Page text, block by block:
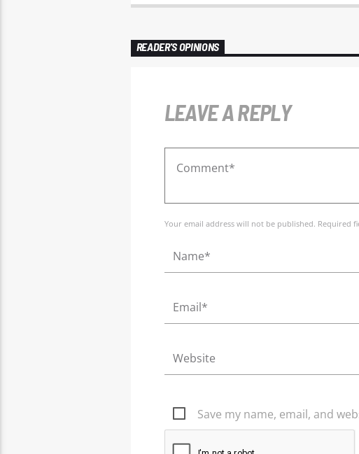
READER'S OPINIONS
LEAVE A REPLY
Your email address will not be published. Required
Save my name, email, and